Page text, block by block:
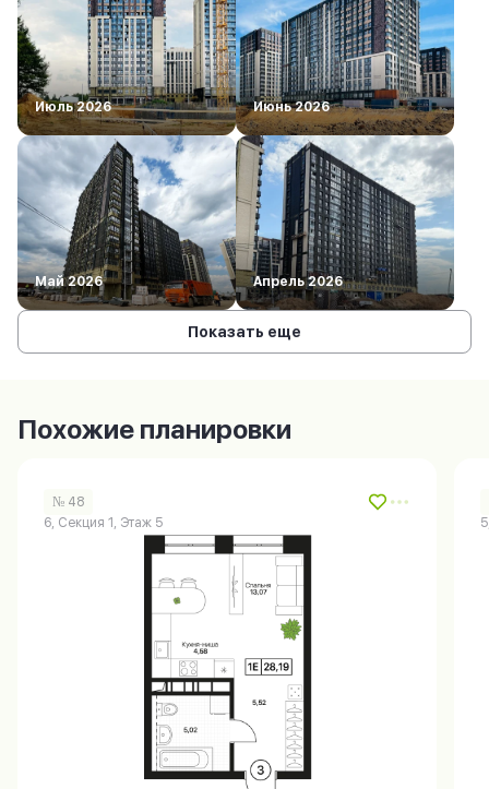
Июль 2026 Июнь 2026
Май 2026 Апрель 2026
Показать еще
Похожие планировки
№ 48
6, Секция 1, Этаж 5